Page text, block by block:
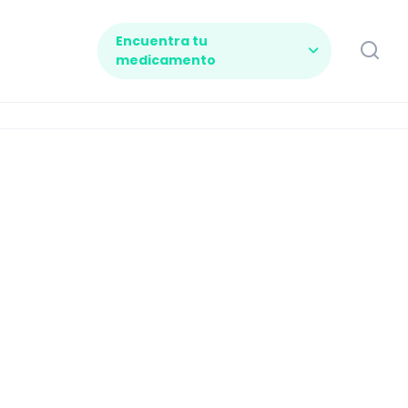
Encuentra tu
medicamento